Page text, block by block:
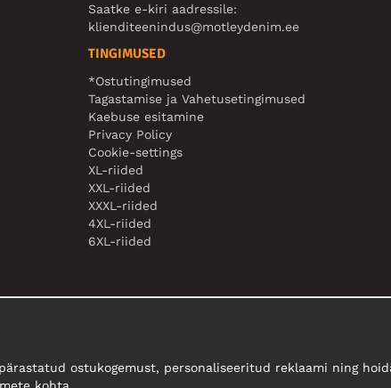
Saatke e-kiri aadressile:
klienditeenindus@motleydenim.ee
TINGIMUSED
*Ostutingimused
Tagastamise ja Vahetusetingimused
Kaebuse esitamine
Privacy Policy
Cookie-settings
XL-riided
XXL-riided
XXXL-riided
4XL-riided
6XL-riided
ostukogemust, personaliseeritud reklaami ning